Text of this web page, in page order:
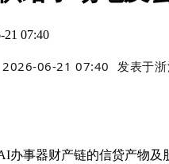
07:40
2026-06-21 07:40 发表于
事器财产链的信贷产物及股